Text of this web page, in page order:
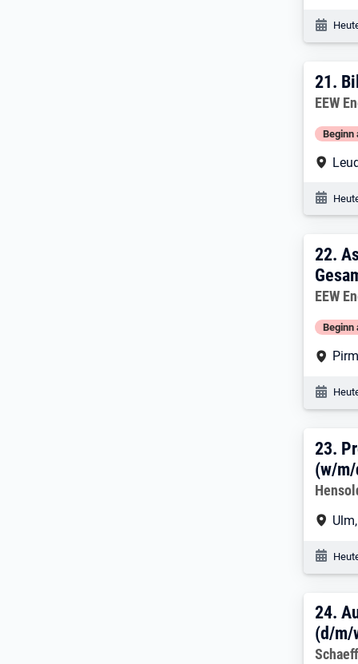
21.
21.
EEW
Beginn
22.
22.
EEW
Beginn
23.
23.
(w/
24.
24.
(d/m/